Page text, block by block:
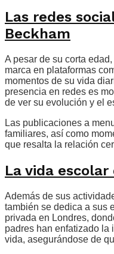
Las redes
Beckham
A pesar de su corta
marca en plataformas
momentos de su vida
presencia en redes es
de ver su evolución y el
Las publicaciones a
familiares, así como
que resalta la relación
La vida
Además de sus
también se dedica a sus
privada en Londres,
padres han enfatizado la
vida, asegurándose de